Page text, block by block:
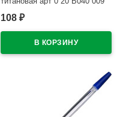
В наличии
108 ₽